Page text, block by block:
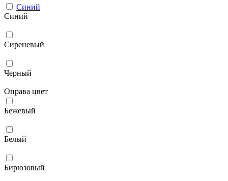
Синий
Синий
Сиреневый
Черный
Оправа цвет
Бежевый
Белый
Бирюзовый